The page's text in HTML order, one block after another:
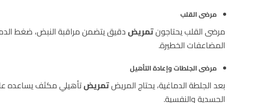
مرضى القلب
مرضى القلب يحتاجونتمريضدقيق يتضمن مراقبة النبض، ضغط
المضاعفات الخطيرة.
مرضى الجلطات وإعادة التأهيل
بعد الجلطة الدماغية، يحتاج المريضتمريضتأهيلي مكثف يساعده
الجسدية والنفسية.